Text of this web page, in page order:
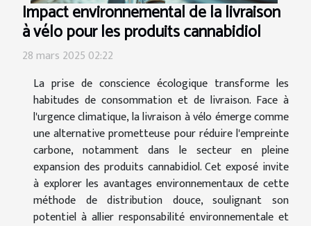
Impact environnemental de la livraison
à vélo pour les produits cannabidiol
28 mars 2025 02:22
La prise de conscience écologique transforme les
habitudes de consommation et de livraison. Face à
l'urgence climatique, la livraison à vélo émerge comme
une alternative prometteuse pour réduire l'empreinte
carbone, notamment dans le secteur en pleine
expansion des produits cannabidiol. Cet exposé invite
à explorer les avantages environnementaux de cette
méthode de distribution douce, soulignant son
potentiel à allier responsabilité environnementale et